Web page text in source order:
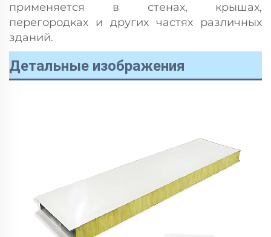
применяется в стенах, крышах,
перегородках и других частях различных
зданий.
Детальные изображения